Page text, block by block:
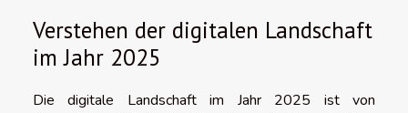
Verstehen der digitalen Landschaft
im Jahr 2025
Die digitale Landschaft im Jahr 2025 ist von